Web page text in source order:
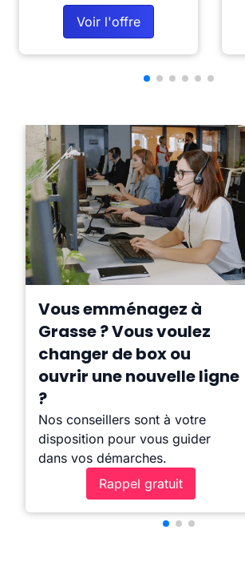
Voir l'offre
Vous emménagez à
Grasse ? Vous voulez
changer de box ou
ouvrir une nouvelle ligne
?
Nos conseillers sont à votre
disposition pour vous guider
dans vos démarches.
Rappel gratuit